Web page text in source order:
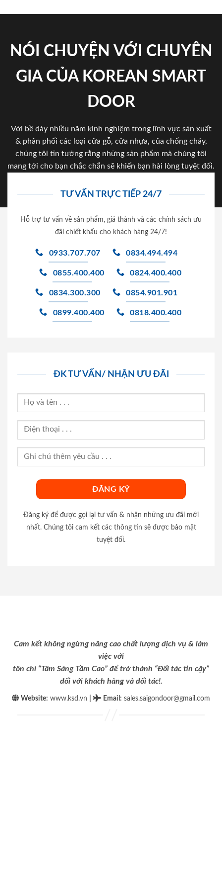
NÓI CHUYỆN VỚI CHUYÊN
GIA CỦA KOREAN SMART
DOOR
Với bề dày nhiều năm kinh nghiệm trong lĩnh vực sản xuất
& phân phối các loại cửa gỗ, cửa nhựa, của chống cháy,
chúng tôi tin tưởng rằng những sản phẩm mà chúng tôi
mang tới cho bạn chắc chắn sẽ khiến bạn hài lòng tuyệt đối.
TƯ VẤN TRỰC TIẾP 24/7
Hỗ trợ tư vấn về sản phẩm, giá thành và các chính sách ưu
đãi chiết khấu cho khách hàng 24/7!
0933.707.707 0834.494.494
0855.400.400 0824.400.400
0834.300.300 0854.901.901
0899.400.400 0818.400.400
ĐK TƯ VẤN/ NHẬN ƯU ĐÃI
Đăng ký để được gọi lại tư vấn & nhận những ưu đãi mới
nhất. Chúng tôi cam kết các thông tin sẽ được bảo mật
tuyệt đối.
Cam kết không ngừng nâng cao chất lượng dịch vụ & làm
việc với
tôn chỉ “Tâm Sáng Tầm Cao” để trở thành “Đối tác tin cậy”
đối với khách hàng và đối tác!.
Website: www.ksd.vn Email : sales.saigondoor@gmail.com